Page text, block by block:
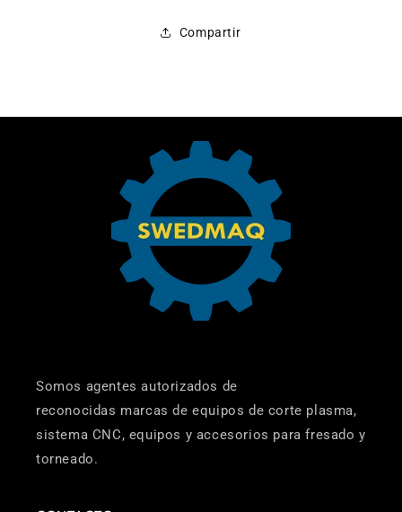
Compartir
Somos agentes autorizados de
reconocidas marcas de equipos de corte plasma,
sistema CNC, equipos y accesorios para fresado y
torneado.